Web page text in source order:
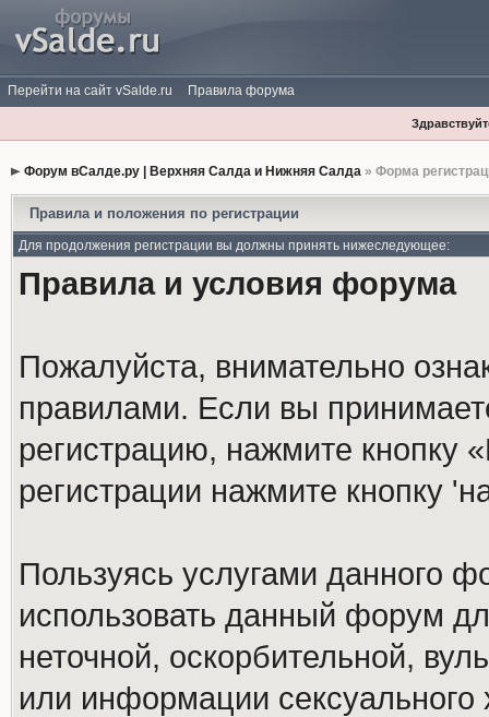
Перейти на сайт vSalde.ru Правила форума
Форум вСалде.ру | Верхняя Салда и Нижняя Салда» Форма
Правила и положения по регистрации
Для продолжения регистрации вы должны принять нижеследующее:
Правила и условия форума
Пожалуйста, внимательно
правилами. Если вы
регистрацию, нажмите кнопку
регистрации нажмите кнопку
Пользуясь услугами данного
использовать данный форум
неточной, оскорбительной,
или информации